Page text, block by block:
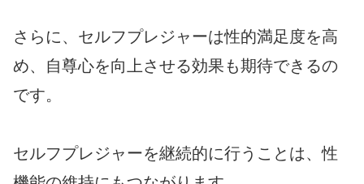
さらに、セルフプレジャーは性的満足度を高
め、自尊心を向上させる効果も期待できるの
です。
セルフプレジャーを継続的に行うことは、性